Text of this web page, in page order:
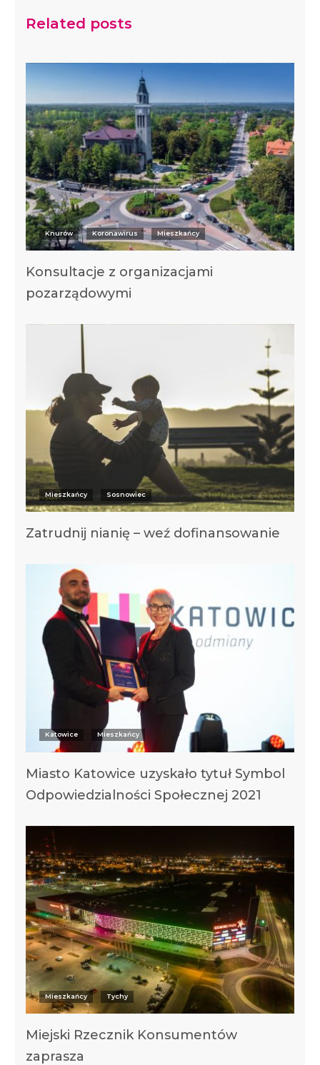
Related posts
Knurów Koronawirus Mieszkańcy
Konsultacje z organizacjami
pozarządowymi
Mieszkańcy Sosnowiec
Zatrudnij nianię – weź dofinansowanie
Katowice Mieszkańcy
Miasto Katowice uzyskało tytuł Symbol
Odpowiedzialności Społecznej 2021
Mieszkańcy Tychy
Miejski Rzecznik Konsumentów
zaprasza